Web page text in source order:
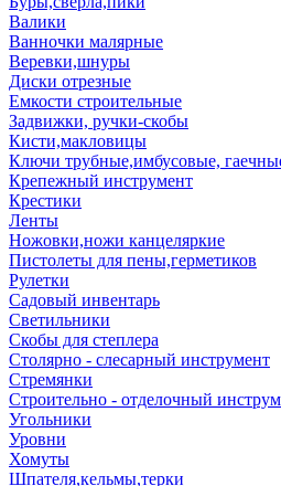
Валики
Ванночки малярные
Веревки,шнуры
Диски отрезные
Емкости строительные
Задвижки, ручки-скобы
Кисти,макловицы
Ключи трубные,имбусовые,
Крепежный инструмент
Крестики
Ленты
Ножовки,ножи канцеляркие
Пистолеты для пены,герметиков
Рулетки
Садовый инвентарь
Светильники
Скобы для степлера
Столярно - слесарный инструмент
Стремянки
Строительно - отделочный
Угольники
Уровни
Хомуты
Шпателя,кельмы,терки